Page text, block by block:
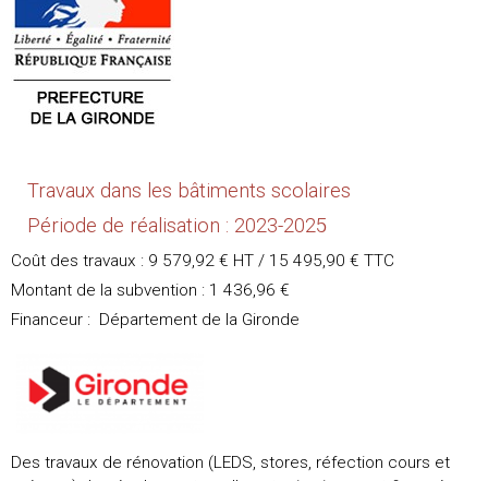
Travaux dans les bâtiments scolaires
Période de réalisation : 2023-2025
Coût des travaux : 9 579,92 € HT / 15 495,90 € TTC
Montant de la subvention : 1 436,96 €
Financeur : Département de la Gironde
Des travaux de rénovation (LEDS, stores, réfection cours et